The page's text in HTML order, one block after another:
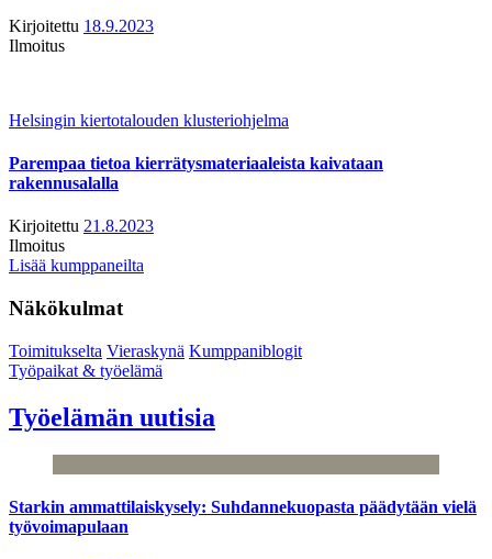
Kirjoitettu 18.9.2023
Ilmoitus
Helsingin kiertotalouden klusteriohjelma
Parempaa tietoa kierrätysmateriaaleista kaivataan
rakennusalalla
Kirjoitettu 21.8.2023
Ilmoitus
Lisää kumppaneilta
Näkökulmat
Toimitukselta Vieraskynä Kumppaniblogit
Työpaikat & työelämä
Työelämän uutisia
Starkin ammattilaiskysely: Suhdannekuopasta päädytään vielä
työvoimapulaan